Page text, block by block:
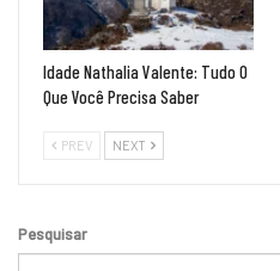
Idade Nathalia Valente: Tudo O
Que Você Precisa Saber
PREV NEXT
Pesquisar